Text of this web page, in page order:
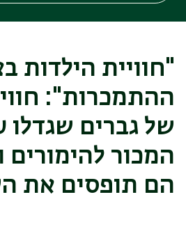
"חוויית הילדות
ההתמכרות":
של גברים שגדלו
המכור להימורים
הם תופסים את